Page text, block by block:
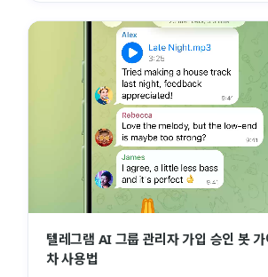
텔레그램 AI 그룹 관리자 가입 승인 봇
차 사용법